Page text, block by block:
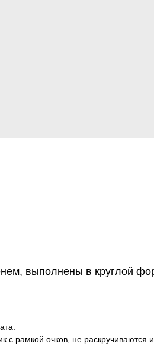
выполнены в круглой
рамкой очков, не раскручиваются